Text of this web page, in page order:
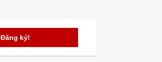
Đăng ký!